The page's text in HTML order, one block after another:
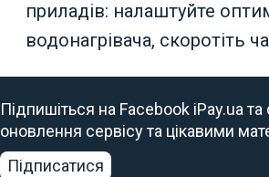
приладів: налаштуйте
водонагрівача, скоротіть
Підпишіться на Facebook iPay.ua
оновлення сервісу та цікавими
Підписатися